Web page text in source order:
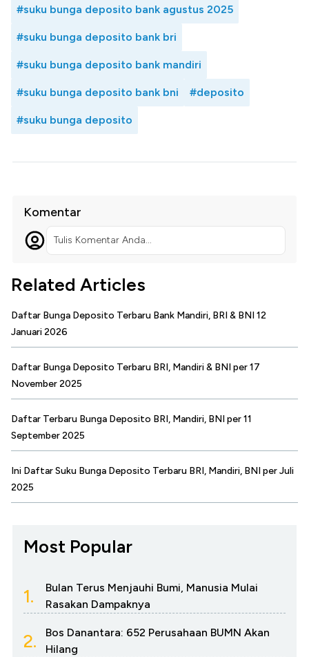
#suku bunga deposito bank agustus 2025
#suku bunga deposito bank bri
#suku bunga deposito bank mandiri
#suku bunga deposito bank bni #deposito
#suku bunga deposito
Komentar
Tulis Komentar Anda...
Related Articles
Daftar Bunga Deposito Terbaru Bank Mandiri, BRI & BNI 12
Januari 2026
Daftar Bunga Deposito Terbaru BRI, Mandiri & BNI per 17
November 2025
Daftar Terbaru Bunga Deposito BRI, Mandiri, BNI per 11
September 2025
Ini Daftar Suku Bunga Deposito Terbaru BRI, Mandiri, BNI per Juli
2025
Most Popular
1.
Bulan Terus Menjauhi Bumi, Manusia Mulai
Rasakan Dampaknya
2.
Bos Danantara: 652 Perusahaan BUMN Akan
Hilang